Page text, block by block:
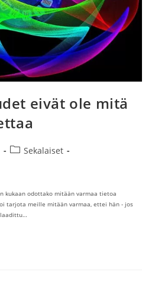
eivät ole mitä
Artikkelin
Sekalaiset
kukaan odottako mitään varmaa tietoa
tarjota meille mitään varmaa, ettei hän - jos